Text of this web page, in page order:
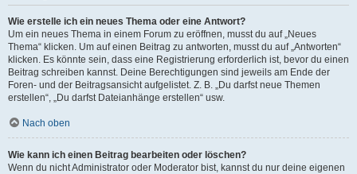
Wie erstelle ich ein neues Thema oder eine Antwort?
Um ein neues Thema in einem Forum zu eröffnen, musst du auf „Neues
Thema“ klicken. Um auf einen Beitrag zu antworten, musst du auf „Antworten“
klicken. Es könnte sein, dass eine Registrierung erforderlich ist, bevor du einen
Beitrag schreiben kannst. Deine Berechtigungen sind jeweils am Ende der
Foren- und der Beitragsansicht aufgelistet. Z. B. „Du darfst neue Themen
erstellen“, „Du darfst Dateianhänge erstellen“ usw.
Nach oben
Wie kann ich einen Beitrag bearbeiten oder löschen?
Wenn du nicht Administrator oder Moderator bist, kannst du nur deine eigenen